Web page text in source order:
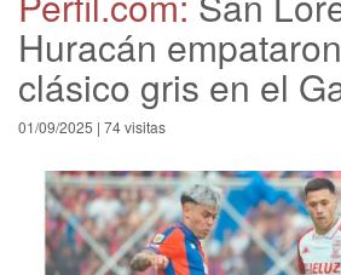
Huracán
clásico gris en el
01/09/2025 | 74 visitas